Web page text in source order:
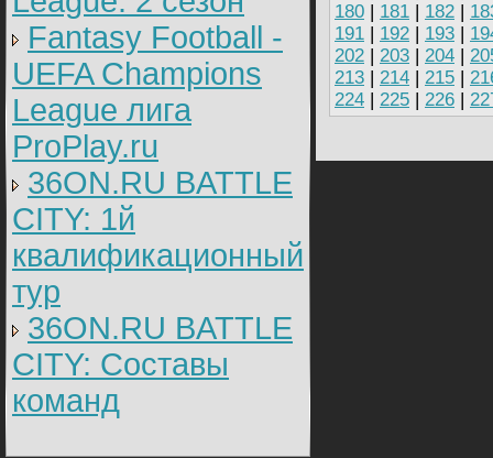
Fantasy Football -
UEFA Champions
League лига
ProPlay.ru
36ON.RU BATTLE
CITY: 1й
квалификационный
тур
36ON.RU BATTLE
CITY: Составы
команд
180 | 181 | 182 |
191 | 192 | 193 |
202 | 203 | 204 |
213 | 214 | 215 |
224 | 225 | 226 |